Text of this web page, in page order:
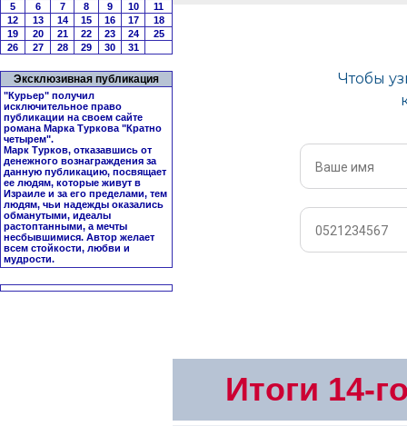
5
6 7 8 9 10
11
12
13 14 15 16 17
18
19
20 21 22 23 24
25
26
27 28 29 30 31
Эксклюзивная публикация
"Курьер" получил
исключительное право
публикации на своем сайте
романа Марка Туркова "Кратно
четырем".
Марк Турков, отказавшись от
денежного вознаграждения за
данную публикацию, посвящает
ее людям, которые живут в
Израиле и за его пределами, тем
людям, чьи надежды оказались
обманутыми, идеалы
растоптанными, а мечты
несбывшимися. Автор желает
всем стойкости, любви и
мудрости.
Итоги 14-